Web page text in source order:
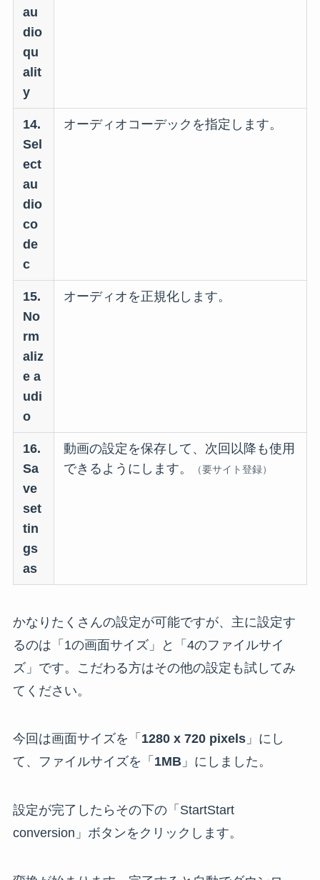
au
dio
qu
alit
y
14.
Sel
ect
au
dio
co
de
c
オーディオコーデックを指定します。
15.
No
rm
aliz
e a
udi
o
オーディオを正規化します。
16.
Sa
ve
set
tin
gs
as
動画の設定を保存して、次回以降も使用
できるようにします。
（要サイト登録）
かなりたくさんの設定が可能ですが、主に設定す
るのは「1の画面サイズ」と「4のファイルサイ
ズ」です。こだわる方はその他の設定も試してみ
てください。
今回は画面サイズを「 1280 x 720 pixels」にし
て、ファイルサイズを「 1MB」にしました。
設定が完了したらその下の「StartStart
conversion」ボタンをクリックします。